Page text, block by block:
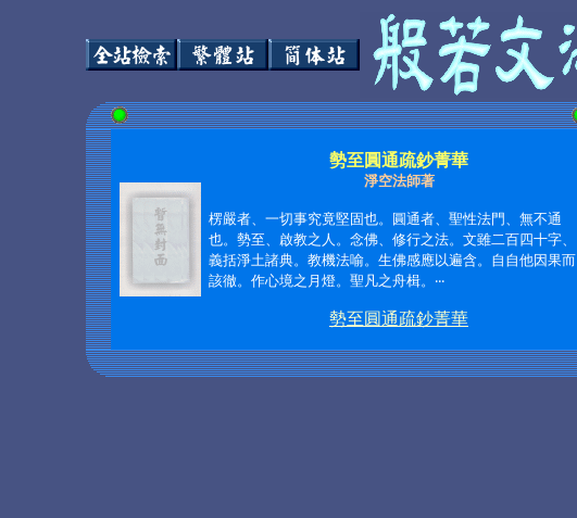
勢至圓通疏鈔菁華
淨空法師著
楞嚴者、一切事究竟堅固也。圓通者、聖性法門、無不通
也。勢至、啟教之人。念佛、修行之法。文雖二百四十字、
義括淨土諸典。教機法喻。生佛感應以遍含。自自他因果而
該徹。作心境之月燈。聖凡之舟楫。‧‧‧
勢至圓通疏鈔菁華